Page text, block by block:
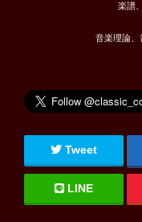
楽譜
音楽理論、
Tweet
LINE